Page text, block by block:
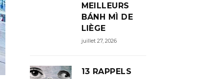
MEILLEURS
BÁNH MÌ DE
LIÈGE
juillet 27, 2026
13 RAPPELS